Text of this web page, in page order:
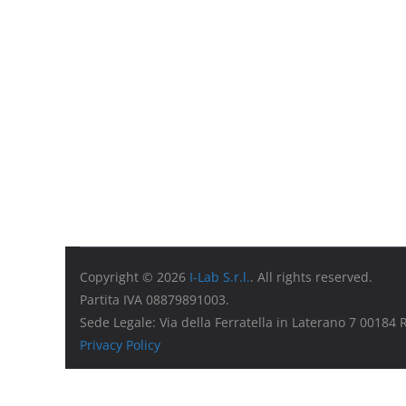
Copyright © 2026 I-Lab S.r.l.. All rights reserved.
Partita IVA 08879891003.
Sede Legale: Via della Ferratella in Laterano 7 00184
Privacy Policy